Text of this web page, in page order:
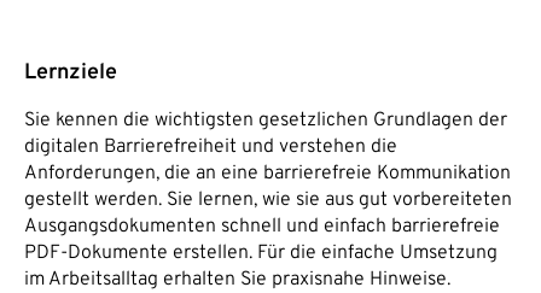
Lernziele
Sie kennen die wichtigsten gesetzlichen Grundlagen der
digitalen Barrierefreiheit und verstehen die
Anforderungen, die an eine barrierefreie Kommunikation
gestellt werden. Sie lernen, wie sie aus gut vorbereiteten
Ausgangsdokumenten schnell und einfach barrierefreie
PDF-Dokumente erstellen. Für die einfache Umsetzung
im Arbeitsalltag erhalten Sie praxisnahe Hinweise.